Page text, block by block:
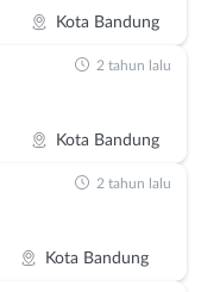
Kota Bandung
Kota Bandung
2 tahun lalu
Kota Bandung
2 tahun lalu